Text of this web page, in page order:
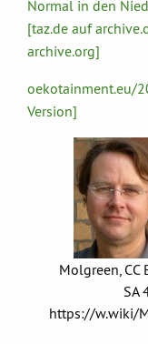
Normal in den
[taz.de auf
archive.org]
oekotainment.eu/
Version]
Molgreen, CC
SA
https://w.wiki/